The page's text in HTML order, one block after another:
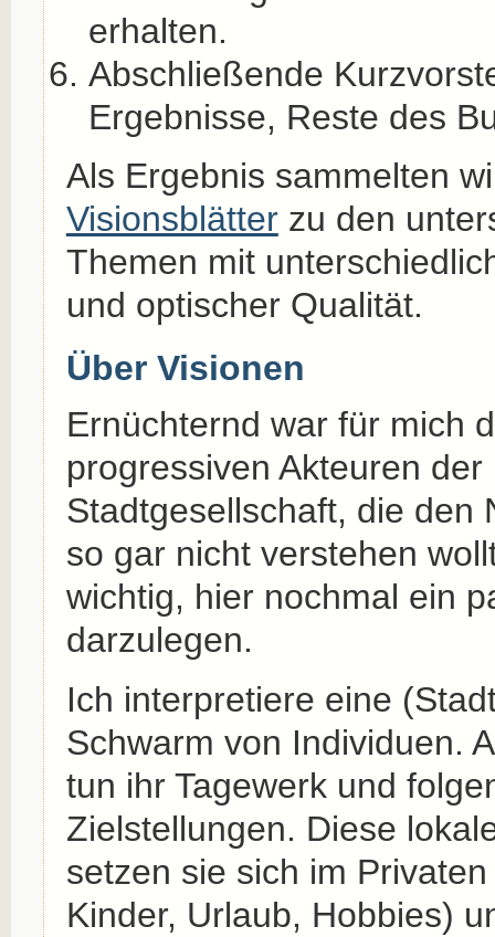
erhalten.
Abschließende
Ergebnisse, Reste des
Als Ergebnis sammelten
Visionsblätterzu den
Themen mit
und optischer Qualität.
Über Visionen
Ernüchternd war für mich
progressiven Akteuren der
Stadtgesellschaft, die den
so gar nicht verstehen
wichtig, hier nochmal ein
darzulegen.
Ich interpretiere eine
Schwarm von Individuen.
tun ihr Tagewerk und
Zielstellungen. Diese
setzen sie sich im
Kinder, Urlaub, Hobbies)